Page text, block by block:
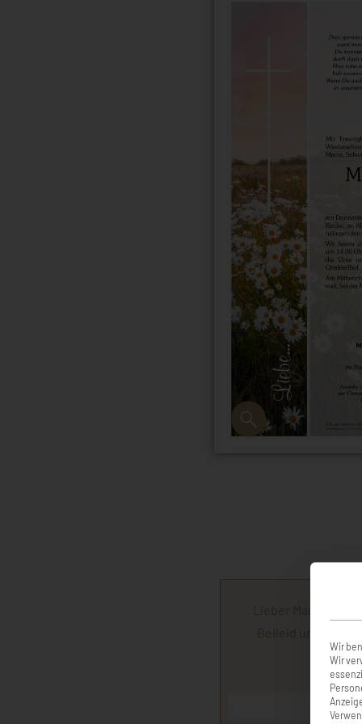
Lieber Martin und
Beileid und
Wir
Wir